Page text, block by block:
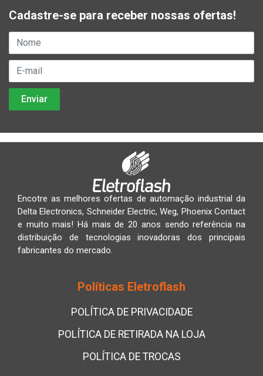
Cadastre-se para receber nossas ofertas!
Encotre as melhores ofertas de automação industrial da
Delta Electronics, Schneider Electric, Weg, Phoenix Contact
e muito mais! Há mais de 20 anos sendo referência na
distribuição de tecnologias inovadoras dos principais
fabricantes do mercado.
Políticas Eletroflash
POLÍTICA DE PRIVACIDADE
POLÍTICA DE RETIRADA NA LOJA
POLÍTICA DE TROCAS